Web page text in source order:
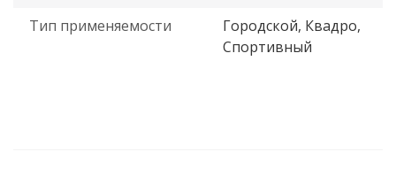
Тип применяемости
Городской, Квадро,
Спортивный